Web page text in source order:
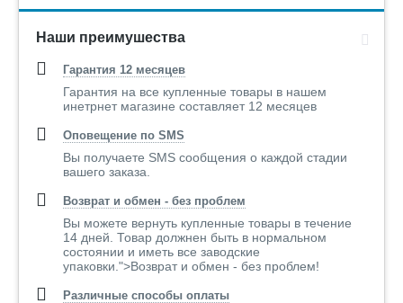
Наши преимушества
Гарантия 12 месяцев
Гарантия на все купленные товары в нашем
инетрнет магазине составляет 12 месяцев
Оповещение по SMS
Вы получаете SMS сообщения о каждой стадии
вашего заказа.
Возврат и обмен - без проблем
Вы можете вернуть купленные товары в течение
14 дней. Товар должнен быть в нормальном
состоянии и иметь все заводские
упаковки.">Возврат и обмен - без проблем!
Различные способы оплаты